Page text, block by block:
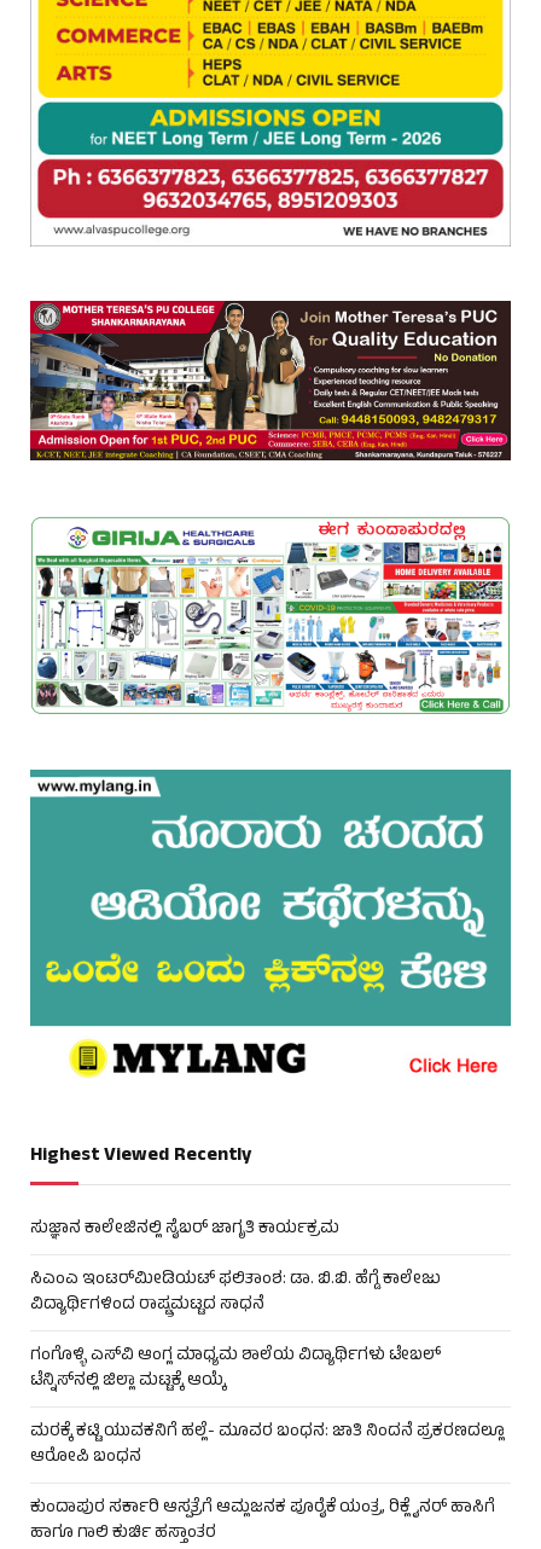
Highest Viewed Recently
ಸುಜ್ಞಾನ ಕಾಲೇಜಿನಲ್ಲಿ ಸೈಬರ್ ಜಾಗೃತಿ ಕಾರ್ಯಕ್ರಮ
ಸಿಎಂಎ ಇಂಟರ್‌ಮೀಡಿಯಟ್ ಫಲಿತಾಂಶ: ಡಾ. ಬಿ.ಬಿ. ಹೆಗ್ಡೆ ಕಾಲೇಜು
ವಿದ್ಯಾರ್ಥಿಗಳಿಂದ ರಾಷ್ಟ್ರಮಟ್ಟದ ಸಾಧನೆ
ಗಂಗೊಳ್ಳಿ ಎಸ್‌ವಿ ಆಂಗ್ಲ ಮಾಧ್ಯಮ ಶಾಲೆಯ ವಿದ್ಯಾರ್ಥಿಗಳು ಟೇಬಲ್‌
ಟೆನ್ನಿಸ್‌ನಲ್ಲಿ ಜಿಲ್ಲಾ ಮಟ್ಟಕ್ಕೆ ಆಯ್ಕೆ
ಮರಕ್ಕೆ ಕಟ್ಟಿ ಯುವಕನಿಗೆ ಹಲ್ಲೆ- ಮೂವರ ಬಂಧನ: ಜಾತಿ ನಿಂದನೆ ಪ್ರಕರಣದಲ್ಲೂ
ಆರೋಪಿ ಬಂಧನ
ಕುಂದಾಪುರ ಸರ್ಕಾರಿ ಆಸ್ಪತ್ರೆಗೆ ಆಮ್ಲಜನಕ ಪೂರೈಕೆ ಯಂತ್ರ, ರಿಕ್ಲೈನರ್ ಹಾಸಿಗೆ
ಹಾಗೂ ಗಾಲಿ ಕುರ್ಚಿ ಹಸ್ತಾಂತರ